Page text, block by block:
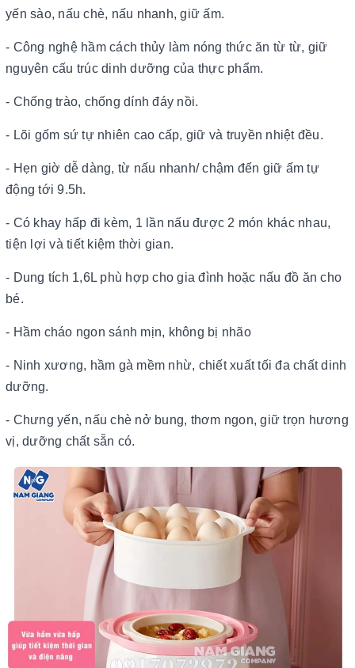
yến sào, nấu chè, nấu nhanh, giữ ấm.
- Công nghệ hầm cách thủy làm nóng thức ăn từ từ, giữ
nguyên cấu trúc dinh dưỡng của thực phẩm.
- Chống trào, chống dính đáy nồi.
- Lõi gốm sứ tự nhiên cao cấp, giữ và truyền nhiệt đều.
- Hẹn giờ dễ dàng, từ nấu nhanh/ chậm đến giữ ấm tự
động tới 9.5h.
- Có khay hấp đi kèm, 1 lần nấu được 2 món khác nhau,
tiện lợi và tiết kiệm thời gian.
- Dung tích 1,6L phù hợp cho gia đình hoặc nấu đồ ăn cho
bé.
- Hầm cháo ngon sánh mịn, không bị nhão
- Ninh xương, hầm gà mềm nhừ, chiết xuất tối đa chất dinh
dưỡng.
- Chưng yến, nấu chè nở bung, thơm ngon, giữ trọn hương
vị, dưỡng chất sẵn có.